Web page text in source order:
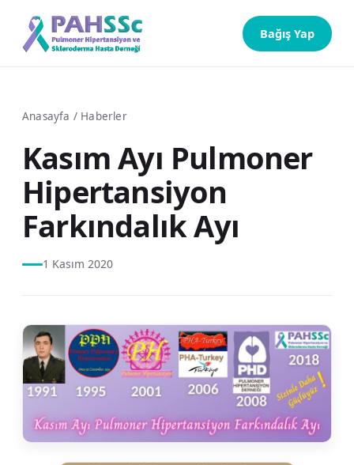
Bağış Yap
Anasayfa / Haberler
Kasım Ayı Pulmoner
Hipertansiyon
Farkındalık Ayı
1 Kasım 2020